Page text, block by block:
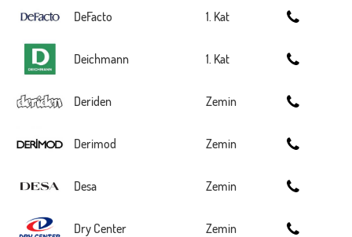
DeFacto 1. Kat
Deichmann 1. Kat
Deriden Zemin
Derimod Zemin
Desa Zemin
Dry Center Zemin